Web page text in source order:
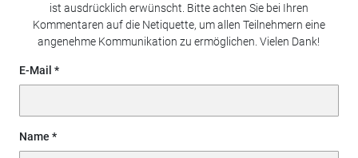
ist ausdrücklich erwünscht. Bitte achten Sie bei Ihren
Kommentaren auf die Netiquette, um allen Teilnehmern eine
angenehme Kommunikation zu ermöglichen. Vielen Dank!
E-Mail
Name